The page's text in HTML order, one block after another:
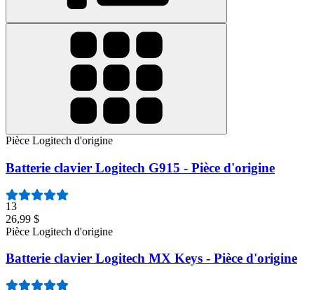
Pièce Logitech d'origine
Batterie clavier Logitech G915 - Pièce d'origine
13
26,99 $
Pièce Logitech d'origine
Batterie clavier Logitech MX Keys - Pièce d'origine